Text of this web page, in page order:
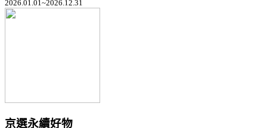
2026.01.01~2026.12.31
京選永續好物